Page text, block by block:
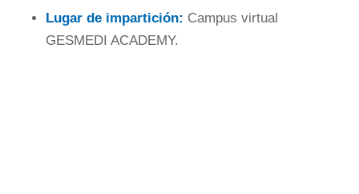
Lugar de impartición: Campus virtual
GESMEDI ACADEMY.